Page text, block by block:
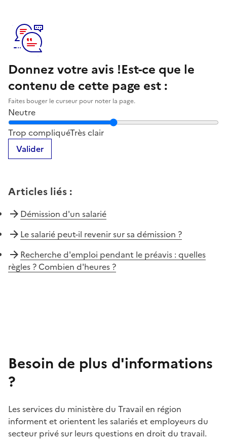
Donnez votre avis !Est-ce que le
contenu de cette page est :
Faites bouger le curseur pour noter la page.
Neutre
Notez la clarté du contenu de cette page
Trop compliquéTrès clair
Valider
Articles liés :
Démission d'un salarié
Le salarié peut-il revenir sur sa démission ?
Recherche d'emploi pendant le préavis : quelles
règles ? Combien d'heures ?
Besoin de plus d'informations
?
Les services du ministère du Travail en région
informent et orientent les salariés et employeurs du
secteur privé sur leurs questions en droit du travail.